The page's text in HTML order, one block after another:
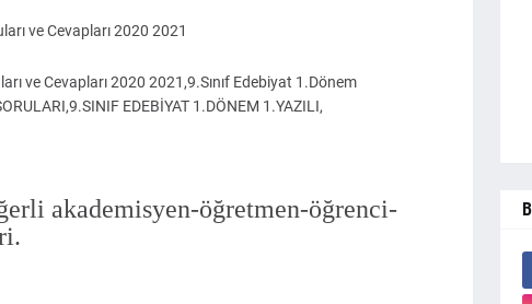
ve Cevapları 2020 2021
ve Cevapları 2020 2021,9.Sınıf Edebiyat 1.Dönem
EDEBİYAT 1.DÖNEM 1.YAZILI,
akademisyen-öğretmen-öğrenci-